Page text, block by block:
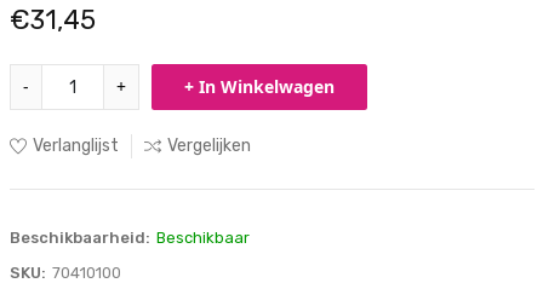
€31,45
- + + In Winkelwagen
Verlanglijst Vergelijken
Beschikbaarheid: Beschikbaar
SKU: 70410100